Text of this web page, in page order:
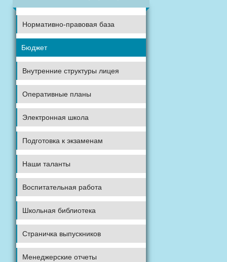
Нормативно-правовая база
Бюджет
Внутренние структуры лицея
Оперативные планы
Электронная школа
Подготовка к экзаменам
Наши таланты
Воспитательная работа
Школьная библиотека
Страничка выпускников
Менеджерские отчеты